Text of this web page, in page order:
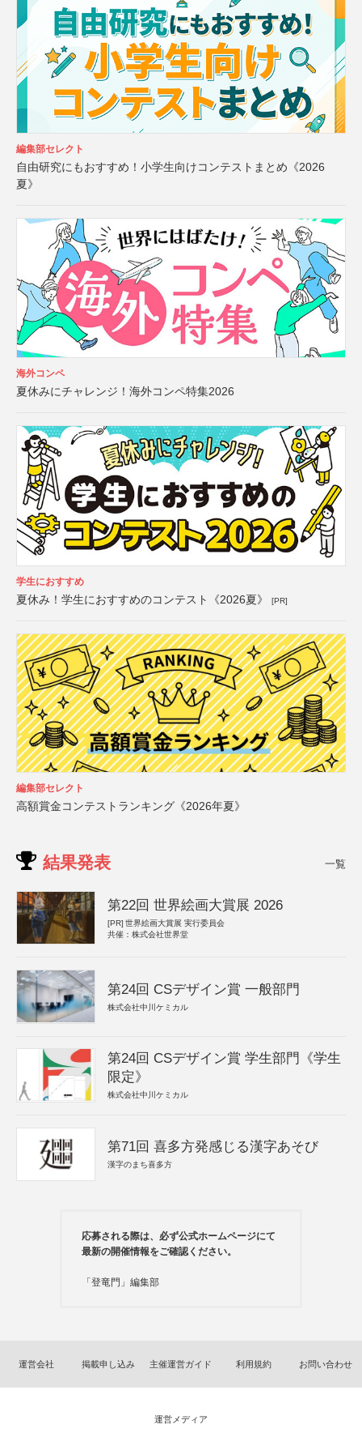
編集部セレクト
自由研究にもおすすめ！小学生向けコンテストまとめ《2026
夏》
海外コンペ
夏休みにチャレンジ！海外コンペ特集2026
学生におすすめ
夏休み！学生におすすめのコンテスト《2026夏》 [PR]
編集部セレクト
高額賞金コンテストランキング《2026年夏》
結果発表 一覧
第22回 世界絵画大賞展 2026
[PR] 世界絵画大賞展 実行委員会
共催：株式会社世界堂
第24回 CSデザイン賞 一般部門
株式会社中川ケミカル
第24回 CSデザイン賞 学生部門《学生
限定》
株式会社中川ケミカル
第71回 喜多方発感じる漢字あそび
漢字のまち喜多方
応募される際は、必ず公式ホームページにて
最新の開催情報をご確認ください。
「登竜門」編集部
運営会社 掲載申し込み 主催運営ガイド 利用規約 お問い合わせ
運営メディア